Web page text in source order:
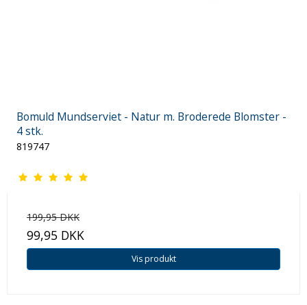
Bomuld Mundserviet - Natur m. Broderede Blomster -
4 stk.
819747
199,95 DKK
99,95 DKK
Vis produkt